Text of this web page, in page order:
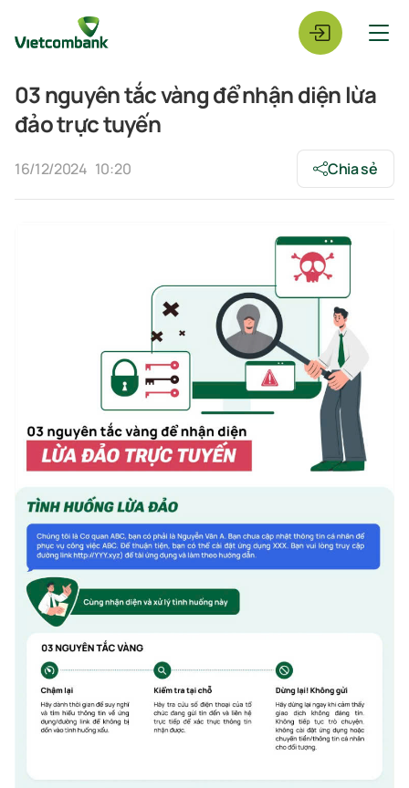
03 nguyên tắc vàng để nhận diện lừa
đảo trực tuyến
16/12/2024 10:20 Chia sẻ